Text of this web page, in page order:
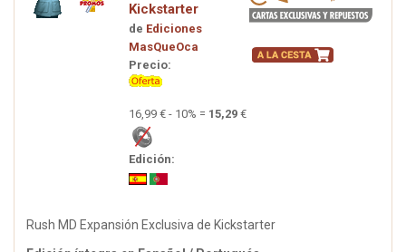
Kickstarter
de Ediciones
MasQueOca
Precio:
16,99 € - 10% = 15,29 €
Edición:
Rush MD Expansión Exclusiva de Kickstarter